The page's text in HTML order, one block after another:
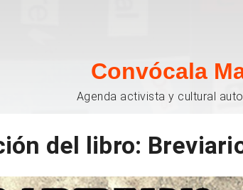
Convócala
Agenda activista y cultural
del libro: